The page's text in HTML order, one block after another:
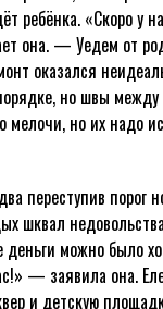
ребёнка. «Скоро у
она. — Уедем от
оказался
но швы между
мелочи, но их надо
переступив порог
шквал
деньги можно было
— заявила она.
и детскую